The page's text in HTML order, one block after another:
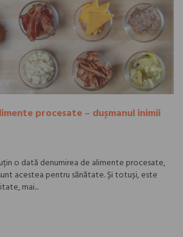
procesate – dușmanul inimii
o dată denumirea de alimente procesate,
acestea pentru sănătate. Și totuși, este
mai...